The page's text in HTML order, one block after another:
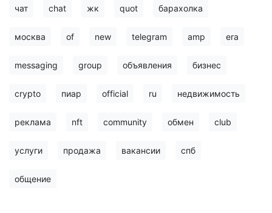
чат chat жк quot барахолка
москва of new telegram amp era
messaging group объявления бизнес
crypto пиар official ru недвижимость
реклама nft community обмен club
услуги продажа вакансии спб
общение